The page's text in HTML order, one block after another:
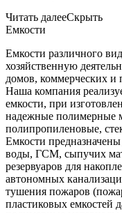
Читать далееСкрыть
Емкости
Емкости различного
хозяйственную
домов, коммерческих и
Наша компания
емкости, при
надежные полимерные
полипропиленовые,
Емкости
воды, ГСМ, сыпучих
резервуаров для
автономных
тушения пожаров
пластиковых емкостей